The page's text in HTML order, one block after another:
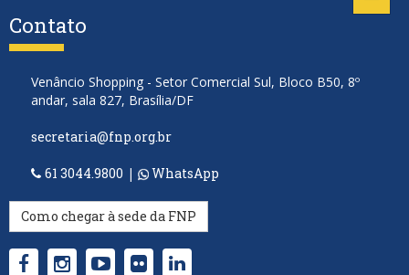
Contato
Venâncio Shopping - Setor Comercial Sul, Bloco B50, 8º
andar, sala 827, Brasília/DF
secretaria@fnp.org.br
61 3044.9800 | WhatsApp
Como chegar à sede da FNP